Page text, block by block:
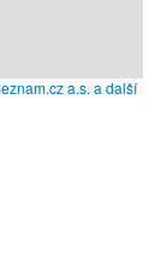
a.s. a další